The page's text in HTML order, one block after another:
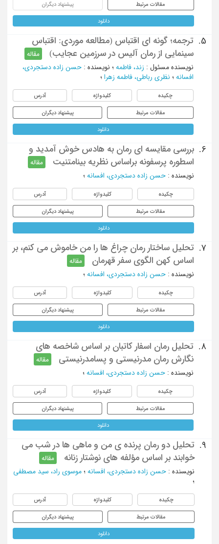
مقالات مرتبط پیشنهاد دیگران
دانلود
5.
ترجمه؛ گونه‏ ای اقتباس (مطالعه موردی: اقتباس
سینمایی از رمان آلیس در سرزمین عجایب)
مقاله
نویسنده مسئول : زند، فاطمه ؛ نویسنده : حسن زاده دستجردی،
افسانه ؛ نظری رباطی، فاطمه زهرا ؛
چکیده کلیدواژه آدرس
مقالات مرتبط پیشنهاد دیگران
دانلود
6.
بررسی مقایسه ای رمان به هادس خوش آمدید و
اسطوره پرسفونه براساس نظریه بینامتنیت
مقاله
نویسنده : حسن زاده دستجردی، افسانه ؛
چکیده کلیدواژه آدرس
مقالات مرتبط پیشنهاد دیگران
دانلود
7.
تحلیل ساختار رمان چراغ ها را من خاموش می کنم، بر
اساس کهن الگوی سفر قهرمان
مقاله
نویسنده : حسن زاده دستجردی، افسانه ؛
چکیده کلیدواژه آدرس
مقالات مرتبط پیشنهاد دیگران
دانلود
8.
تحلیل رمان اسفار کاتبان بر اساس شاخصه های
نگارش رمان مدرنیستی و پسامدرنیستی
مقاله
نویسنده : حسن زاده دستجردی، افسانه ؛
چکیده کلیدواژه آدرس
مقالات مرتبط پیشنهاد دیگران
دانلود
9.
تحلیل دو رمان پرنده ی من و ماهی ها در شب می
خوابند بر اساس مؤلفه های نوشتار زنانه
مقاله
نویسنده : حسن زاده دستجردی، افسانه ؛ موسوی راد، سید مصطفی
؛
چکیده کلیدواژه آدرس
مقالات مرتبط پیشنهاد دیگران
دانلود